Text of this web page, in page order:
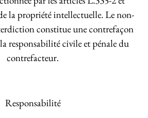
la propriété intellectuelle. Le non-
constitue une contrefaçon
responsabilité civile et pénale du
contrefacteur.
Responsabilité